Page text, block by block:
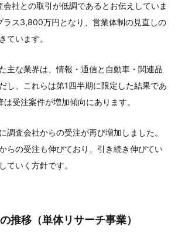
社との取引が低調であるとお伝えしていま
ラス3,800万円となり、営業体制の見直しの
ています。
主な業界は、情報・通信と自動車・関連品
し、これらは第1四半期に限定した結果であ
受注案件が増加傾向にあります。
調査会社からの受注が再び増加しました。
らの受注も伸びており、引き続き伸びてい
ていく方針です。
推移（単体リサーチ事業）